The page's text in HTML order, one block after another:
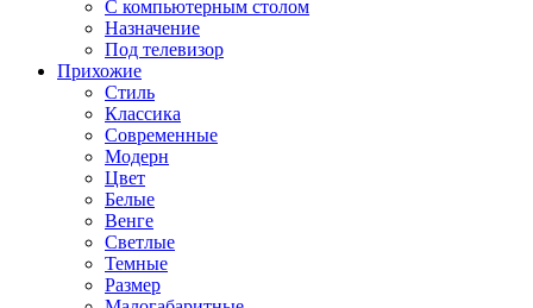
С компьютерным столом
Назначение
Под телевизор
Прихожие
Стиль
Классика
Современные
Модерн
Цвет
Белые
Венге
Светлые
Темные
Размер